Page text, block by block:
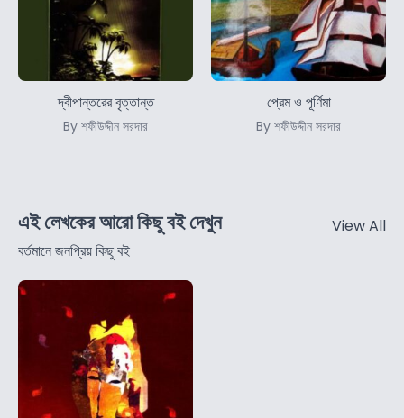
দ্বীপান্তরের বৃত্তান্ত
By শফীউদ্দীন সরদার
প্রেম ও পূর্ণিমা
By শফীউদ্দীন সরদার
এই লেখকের আরো কিছু বই দেখুন
বর্তমানে জনপ্রিয় কিছু বই
View All